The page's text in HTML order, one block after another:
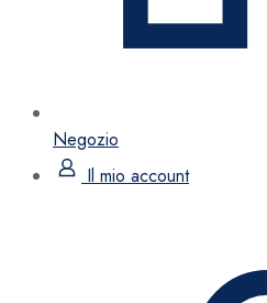
Negozio
Il mio account